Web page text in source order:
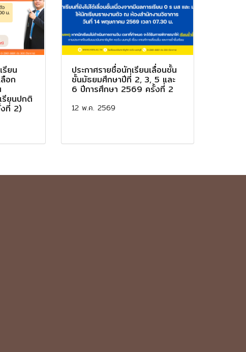
รียน
อก
ยนปกติ
ที่ 2)
ประกาศรายชื่อนักเรียนเลื่อนชั้น
ชั้นมัธยมศึกษาปีที่ 2, 3, 5 และ
6 ปีการศึกษา 2569 ครั้งที่ 2
12 พ.ค. 2569